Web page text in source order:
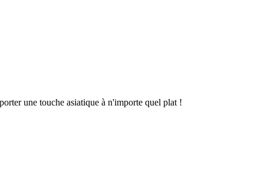
une touche asiatique à n'importe quel plat !